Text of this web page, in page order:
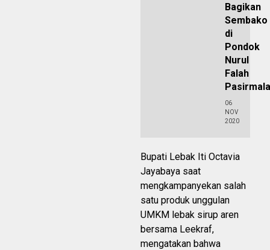
Bagikan
Sembako
di
Pondok
Nurul
Falah
06
NOV
2020
Bupati Lebak Iti Octavia
Jayabaya saat
mengkampanyekan salah
satu produk unggulan
UMKM lebak sirup aren
bersama Leekraf,
mengatakan bahwa